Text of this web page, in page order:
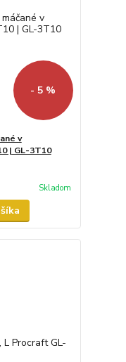
- 5 %
v
| GL-3T10
Skladom